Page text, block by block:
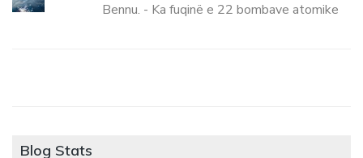
Bennu. - Ka fuqinë e 22 bombave atomike
Blog Stats